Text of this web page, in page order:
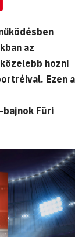
az
hozni
Ezen a
Füri